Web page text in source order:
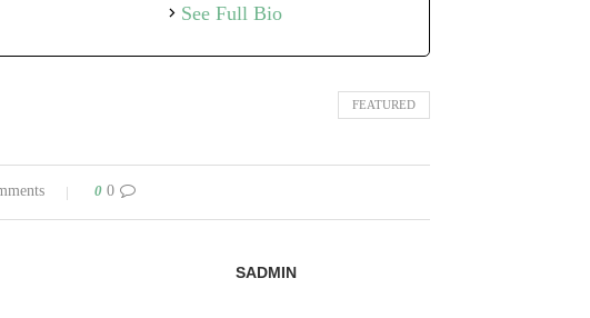
See Full Bio
FEATURED
0 comments
0
SADMIN